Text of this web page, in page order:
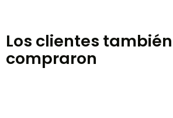
Los clientes también
compraron